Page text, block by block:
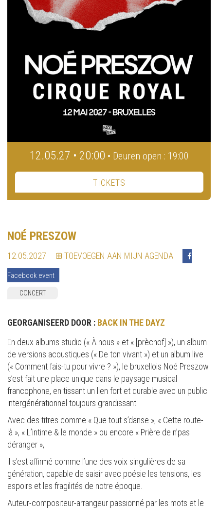
12.05.27 • 20:00 • Deuren open : 19:00
TICKETS
NOÉ PRESZOW
12.05.2027 TOEVOEGEN AAN MIJN AGENDA
Facebook event
CONCERT
GEORGANISEERD DOOR : BACK IN THE DAYZ
En deux albums studio (« À nous » et « [prèchof] »), un album
de versions acoustiques (« De ton vivant ») et un album live
(« Comment fais-tu pour vivre ? »), le bruxellois Noé Preszow
s’est fait une place unique dans le paysage musical
francophone, en tissant un lien fort et durable avec un public
intergénérationnel toujours grandissant.
Avec des titres comme « Que tout s’danse », « Cette route-
là », « L’intime & le monde » ou encore « Prière de n’pas
déranger »,
il s’est affirmé comme l’une des voix singulières de sa
génération, capable de saisir avec poésie les tensions, les
espoirs et les fragilités de notre époque.
Auteur-compositeur-arrangeur passionné par les mots et le